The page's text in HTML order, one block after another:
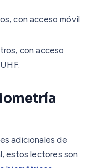
con acceso móvil
con acceso
adicionales de
estos lectores son